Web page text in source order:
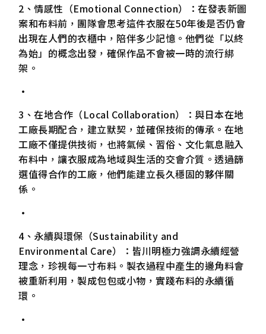
2、情感性（Emotional Connection）：在發表新圖
案和布料前，團隊會思考這件衣服在50年後是否仍會
出現在人們的衣櫃中，陪伴多少記憶。他們從「以終
為始」的概念出發，確保作品不會被一時的流行綁
架。
•
3、在地合作（Local Collaboration）：與日本在地
工廠長期配合，建立默契，並確保技術的傳承。在地
工廠不僅提供技術，也將氣候、習俗、文化氣息融入
布料中，讓衣服成為地域與生活的交會介質。透過篩
選值得合作的工廠，他們能建立長久穩固的夥伴關
係。
•
4、永續與環保（Sustainability and
Environmental Care）：皆川明極力強調永續經營
理念，珍視每一寸布料。製衣過程中產生的邊角料會
被重新利用，製成包包或小物，實踐布料的永續循
環。
•